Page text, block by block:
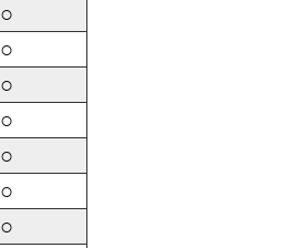
○
○
○
○
○
○
○